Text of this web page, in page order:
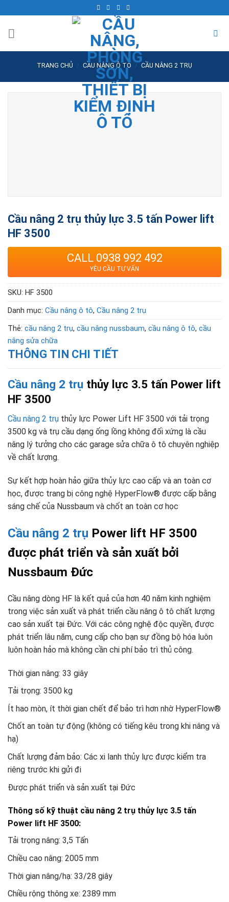
to
content
TRANG CHỦ / CẦU NÂNG Ô TÔ / CẦU NÂNG 2 TRỤ
Cầu nâng 2 trụ thủy lực 3.5 tấn Power lift
HF 3500
CALL 0938 992 492
YÊU CẦU TƯ VẤN
SKU: HF 3500
Danh mục: Cầu nâng ô tô, Cầu nâng 2 trụ
Thẻ: cầu nâng 2 trụ, cầu nâng nussbaum, cầu nâng ô tô, cầu
nâng sửa chữa
THÔNG TIN CHI TIẾT
Cầu nâng 2 trụ thủy lực 3.5 tấn Power lift
HF 3500
Cầu nâng 2 trụ thủy lực Power Lift HF 3500 với tải trọng
3500 kg và trụ cầu dạng ống lồng không đối xứng là cầu
nâng lý tưởng cho các garage sửa chữa ô tô chuyên nghiệp
về chất lượng.
Sự kết hợp hoàn hảo giữa thủy lực cao cấp và an toàn cơ
học, được trang bị công nghệ HyperFlow® được cấp bằng
sáng chế của Nussbaum và chốt an toàn cơ học
Cầu nâng 2 trụ Power lift HF 3500
được phát triển và sản xuất bởi
Nussbaum Đức
Cầu nâng dòng HF là kết quả của hơn 40 năm kinh nghiệm
trong việc sản xuất và phát triển cầu nâng ô tô chất lượng
cao sản xuất tại Đức. Với các công nghệ độc quyền, được
phát triển lâu năm, cung cấp cho bạn sự đồng bộ hóa luôn
luôn hoàn hảo mà không cần chi phí bảo trì thủ công.
Thời gian nâng: 33 giây
Tải trọng: 3500 kg
Ít hao mòn, ít thời gian chết để bảo trì hơn nhờ HyperFlow®
Chốt an toàn tự động (không có tiếng kêu trong khi nâng và
hạ)
Chất lượng đảm bảo: Các xi lanh thủy lực được kiểm tra
riêng trước khi gửi đi
Được phát triển và sản xuất tại Đức
Thông số kỹ thuật cầu nâng 2 trụ thủy lực 3.5 tấn
Power lift HF 3500:
Tải trọng nâng: 3,5 Tấn
Chiều cao nâng: 2005 mm
Thời gian nâng/hạ: 33/28 giây
Chiều rộng thông xe: 2389 mm